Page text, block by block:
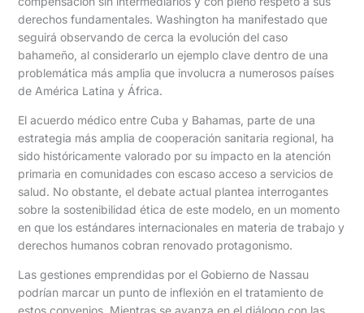
derechos fundamentales. Washington ha manifestado que
seguirá observando de cerca la evolución del caso
bahameño, al considerarlo un ejemplo clave dentro de una
problemática más amplia que involucra a numerosos países
de América Latina y África.
El acuerdo médico entre Cuba y Bahamas, parte de una
estrategia más amplia de cooperación sanitaria regional, ha
sido históricamente valorado por su impacto en la atención
primaria en comunidades con escaso acceso a servicios de
salud. No obstante, el debate actual plantea interrogantes
sobre la sostenibilidad ética de este modelo, en un momento
en que los estándares internacionales en materia de trabajo y
derechos humanos cobran renovado protagonismo.
Las gestiones emprendidas por el Gobierno de Nassau
podrían marcar un punto de inflexión en el tratamiento de